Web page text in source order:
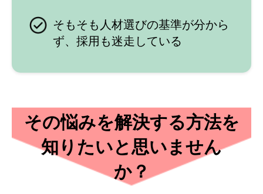
そもそも人材選びの基準が分から
ず、採用も迷走している
その悩みを解決する方法を
知りたいと思いません
か？